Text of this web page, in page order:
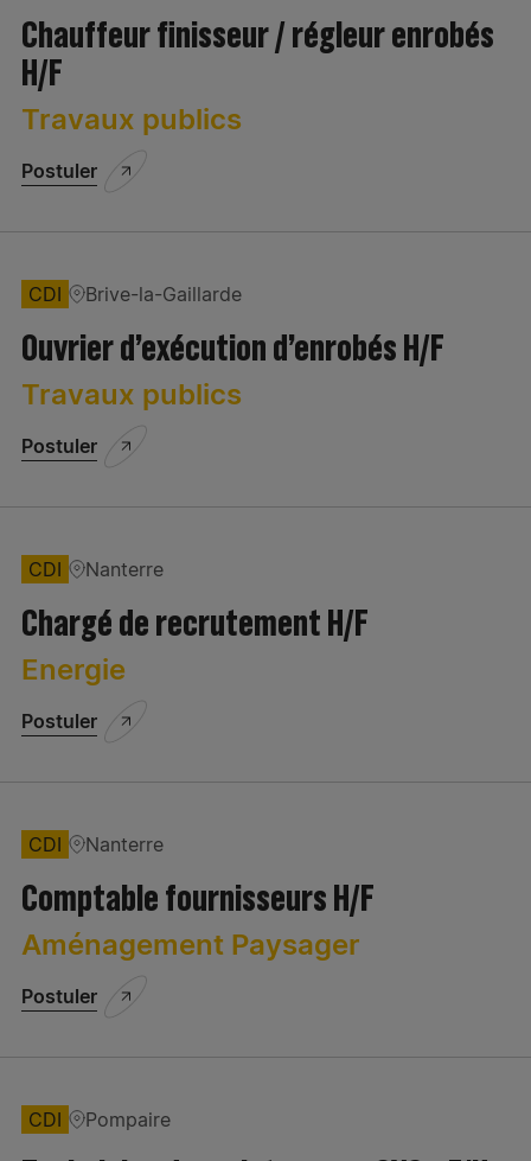
Matériel/Equipements
QSE
Réalisation - travaux - aménagement
Secrétariat/Assistanat
Chauffeur finisseur / régleur enrobés
H/F
Travaux publics
Postuler
CDI Brive-la-Gaillarde
Ouvrier d’exécution d’enrobés H/F
Travaux publics
Postuler
CDI Nanterre
Chargé de recrutement H/F
Energie
Postuler
CDI Nanterre
Comptable fournisseurs H/F
Aménagement Paysager
Postuler
CDI Pompaire